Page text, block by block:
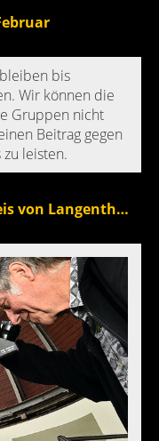
bis
Wir können die
Gruppen nicht
Beitrag gegen
leisten.
Max Weber wird mit Kulturpreis von Langenthal geehrt